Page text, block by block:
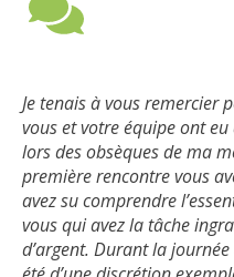
Je tenais à vous remercier
vous et votre équipe ont
lors des obsèques de ma
première rencontre vous
avez su comprendre
vous qui avez la tâche
d’argent. Durant la